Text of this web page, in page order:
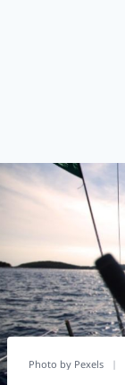
Photo by Pexels |